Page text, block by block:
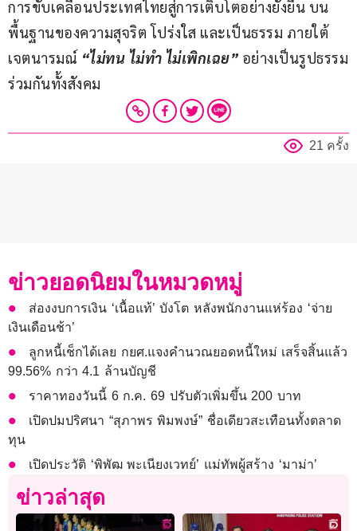
การขับเคลื่อนประเทศไทยสู่การเติบโตอย่างยั่งยืน บน
พื้นฐานของความสุจริต โปร่งใส และเป็นธรรม ภายใต้
เจตนารมณ์ “ไม่ทน ไม่ทำ ไม่เพิกเฉย” อย่างเป็นรูปธรรม
ร่วมกันทั้งสังคม
21 ครั้ง
ข่าวยอดนิยมในหมวดหมู่
ส่องงบการเงิน ‘เนื้อแท้’ บังโต หลังพนักงานแห่ร้อง ‘จ่าย
เงินเดือนช้า’
ลูกหนี้เช็กได้เลย กยศ.แจงคำนวณยอดหนี้ใหม่ เสร็จสิ้นแล้ว
99.56% กว่า 4.1 ล้านบัญชี
ราคาทองวันนี้ 6 ก.ค. 69 ปรับตัวเพิ่มขึ้น 200 บาท
เปิดปมปริศนา “สุภาพร พิมพงษ์” ชื่อเดียวสะเทือนทั้งตลาด
ทุน
เปิดประวัติ ‘พิพัฒ พะเนียงเวทย์’ แม่ทัพผู้สร้าง ‘มาม่า’
ข่าวล่าสุด